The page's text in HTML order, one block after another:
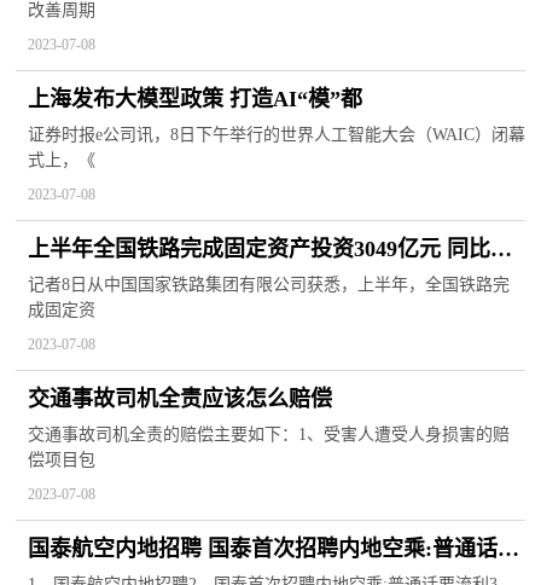
改善周期
2023-07-08
上海发布大模型政策 打造AI“模”都
证券时报e公司讯，8日下午举行的世界人工智能大会（WAIC）闭幕
式上，《
2023-07-08
上半年全国铁路完成固定资产投资3049亿元 同比增
长6.9%
记者8日从中国国家铁路集团有限公司获悉，上半年，全国铁路完
成固定资
2023-07-08
交通事故司机全责应该怎么赔偿
交通事故司机全责的赔偿主要如下：1、受害人遭受人身损害的赔
偿项目包
2023-07-08
国泰航空内地招聘 国泰首次招聘内地空乘:普通话要